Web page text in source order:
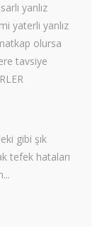
yanlız
yaterli yanlız
olursa
tavsiye
gibi şık
tefek hataları